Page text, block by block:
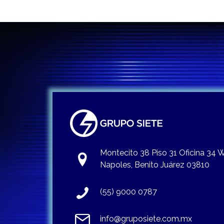
Montecito 38 Piso 31 Oficina 34
Napoles, Benito Juárez 03810
(55) 9000 0787
info@gruposiete.com.mx